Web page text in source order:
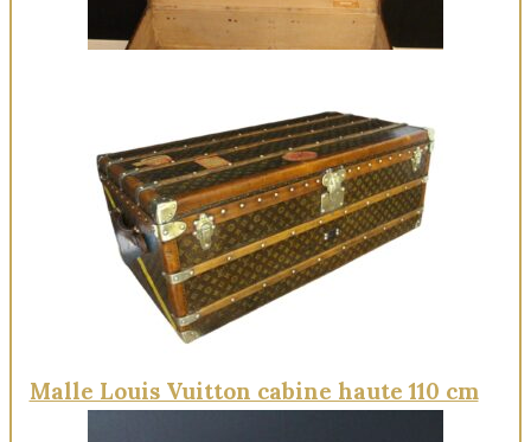
Quick View
Malle Louis Vuitton cabine haute 110 cm